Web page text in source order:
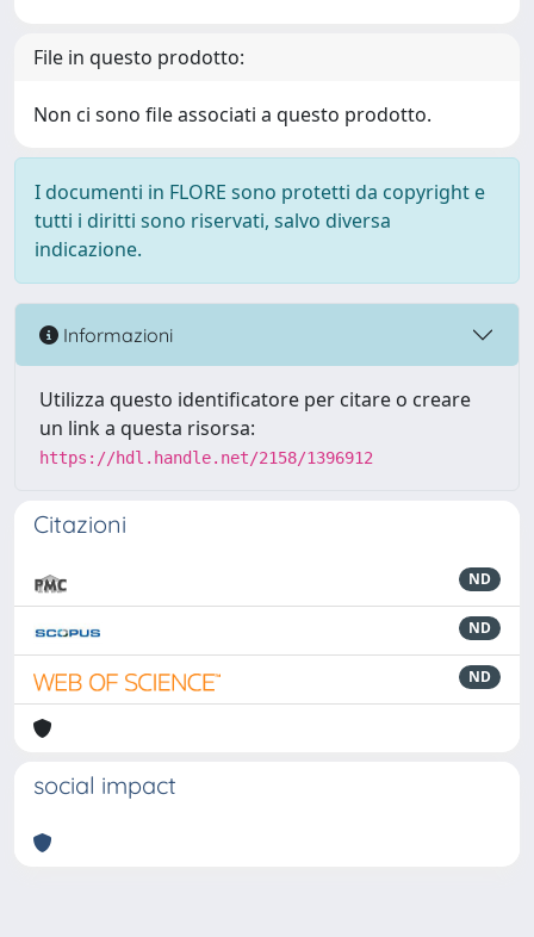
File in questo prodotto:
Non ci sono file associati a questo prodotto.
I documenti in FLORE sono protetti da copyright e
tutti i diritti sono riservati, salvo diversa
indicazione.
Informazioni
Utilizza questo identificatore per citare o creare
un link a questa risorsa:
https://hdl.handle.net/2158/1396912
Citazioni
ND
ND
ND
social impact